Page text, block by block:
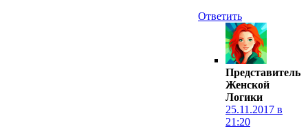
Ответить
Представитель
Женской
Логики
25.11.2017 в
21:20